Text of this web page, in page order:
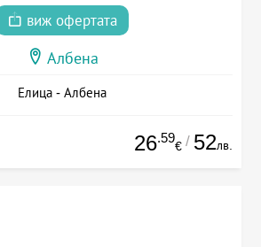
виж офертата
Албена
Елица - Албена
26.59
€ / 52лв.